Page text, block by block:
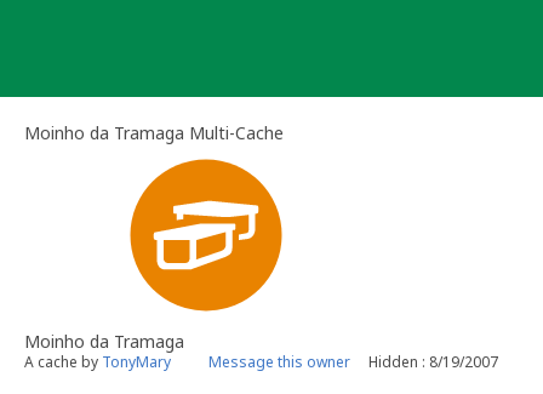
Moinho da Tramaga Multi-Cache
Moinho da Tramaga
A cache by TonyMary Message this owner Hidden : 8/19/2007